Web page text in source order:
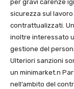
per gravi carenze
sicurezza sul
contrattualizzati.
inoltre interessato
gestione del
Ulteriori sanzioni
un minimarket.n
nell’ambito del